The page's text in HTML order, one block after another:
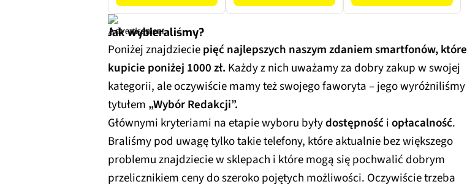
Jak wybieraliśmy?
Poniżej znajdzieciepięć najlepszych naszym zdaniem smartfonów, które
kupicie poniżej 1000 zł. Każdy z nich uważamy za dobry zakup w swojej
kategorii, ale oczywiście mamy też swojego faworyta – jego wyróżniliśmy
tytułem „Wybór Redakcji”.
Głównymi kryteriami na etapie wyboru byłydostępnośćiopłacalność.
Braliśmy pod uwagę tylko takie telefony, które aktualnie bez większego
problemu znajdziecie w sklepach i które mogą się pochwalić dobrym
przelicznikiem ceny do szeroko pojętych możliwości. Oczywiście trzeba